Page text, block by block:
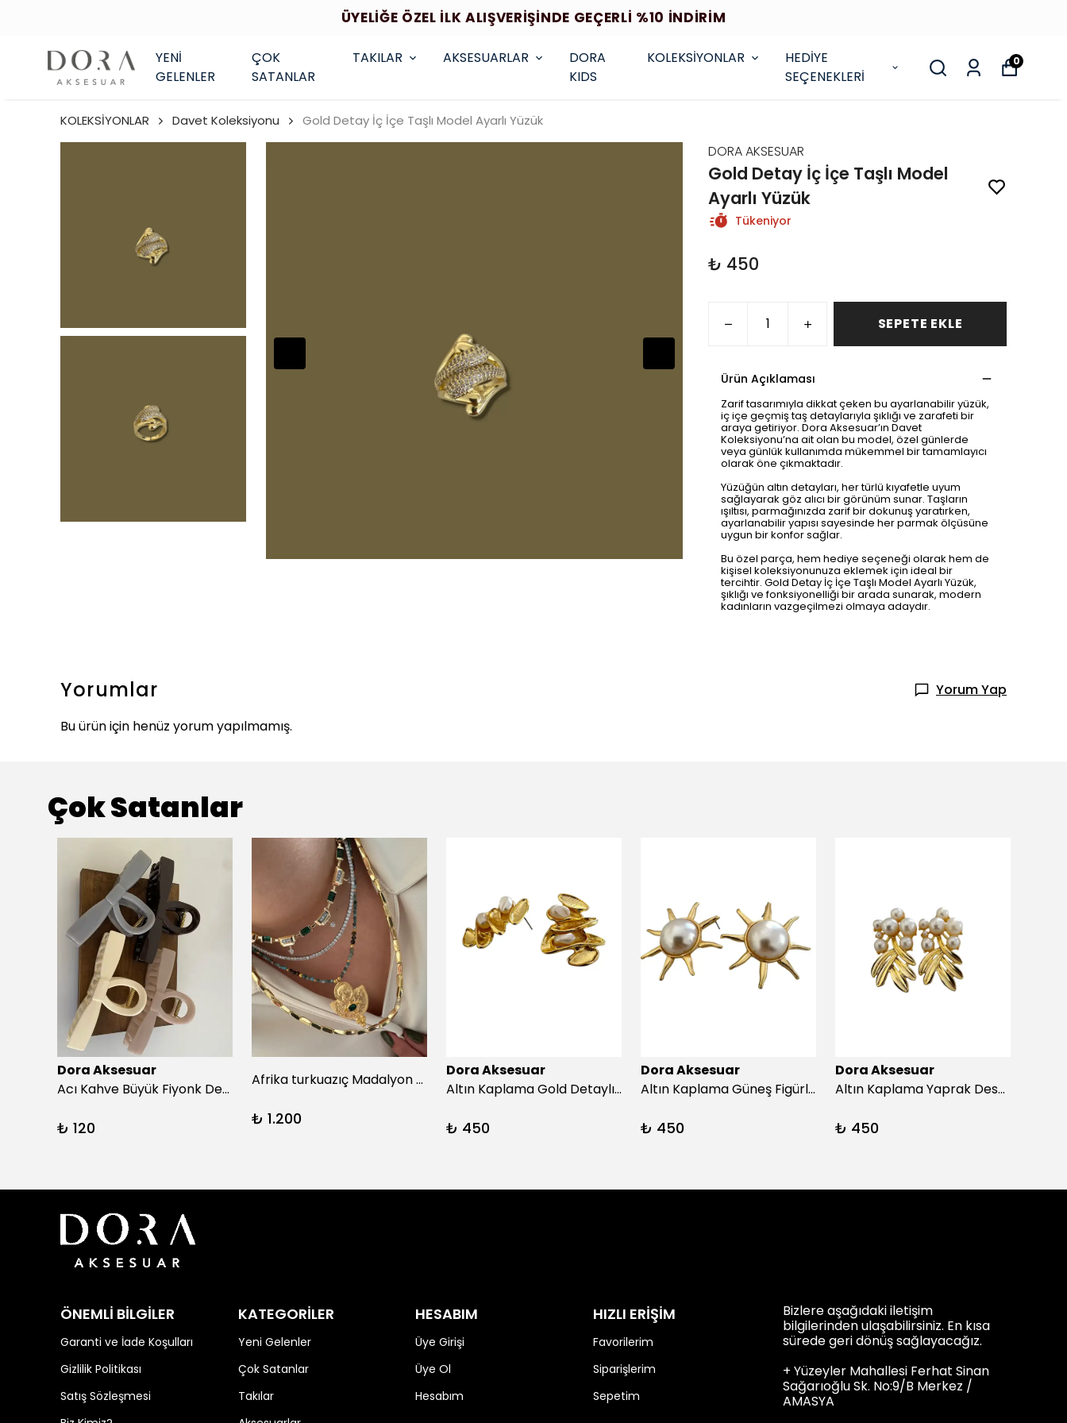
ÜYELİĞE ÖZEL İLK ALIŞVERİŞİNDE GEÇERLİ %10 İNDİRİM
YENİ
GELENLER
ÇOK
SATANLAR
TAKILAR AKSESUARLAR
DORA
KIDS
KOLEKSİYONLAR
HEDİYE
SEÇENEKLERİ
0
KOLEKSİYONLAR Davet Koleksiyonu Gold Detay İç İçe Taşlı Model Ayarlı Yüzük
DORA AKSESUAR
Gold Detay İç İçe Taşlı Model
Ayarlı Yüzük
Tükeniyor
₺ 450
SEPETE EKLE
Ürün Açıklaması
Zarif tasarımıyla dikkat çeken bu ayarlanabilir yüzük,
iç içe geçmiş taş detaylarıyla şıklığı ve zarafeti bir
araya getiriyor. Dora Aksesuar’ın Davet
Koleksiyonu’na ait olan bu model, özel günlerde
veya günlük kullanımda mükemmel bir tamamlayıcı
olarak öne çıkmaktadır.
Yüzüğün altın detayları, her türlü kıyafetle uyum
sağlayarak göz alıcı bir görünüm sunar. Taşların
ışıltısı, parmağınızda zarif bir dokunuş yaratırken,
ayarlanabilir yapısı sayesinde her parmak ölçüsüne
uygun bir konfor sağlar.
Bu özel parça, hem hediye seçeneği olarak hem de
kişisel koleksiyonunuza eklemek için ideal bir
tercihtir. Gold Detay İç İçe Taşlı Model Ayarlı Yüzük,
şıklığı ve fonksiyonelliği bir arada sunarak, modern
kadınların vazgeçilmezi olmaya adaydır.
Yorumlar
Yorum Yap
Bu ürün için henüz yorum yapılmamış.
Çok Satanlar
Dora Aksesuar
Acı Kahve Büyük Fiyonk Detay Kıskaç Toka
₺ 120
Afrika turkuazıç Madalyon Kolye
₺ 1.200
Dora Aksesuar
Altın Kaplama Gold Detaylı İnci Küpe
₺ 450
Dora Aksesuar
Altın Kaplama Güneş Figürlü İnci Küpe
₺ 450
Dora Aksesuar
Altın Kaplama Yaprak Desen İnci Küpe
₺ 450
ÖNEMLİ BİLGİLER
Garanti ve İade Koşulları
Gizlilik Politikası
Satış Sözleşmesi
KATEGORİLER
Yeni Gelenler
Çok Satanlar
Takılar
HESABIM
Üye Girişi
Üye Ol
Hesabım
HIZLI ERİŞİM
Favorilerim
Siparişlerim
Sepetim
Bizlere aşağıdaki iletişim
bilgilerinden ulaşabilirsiniz. En kısa
sürede geri dönüş sağlayacağız.
+ Yüzeyler Mahallesi Ferhat Sinan
Sağarıoğlu Sk. No:9/B Merkez /
AMASYA